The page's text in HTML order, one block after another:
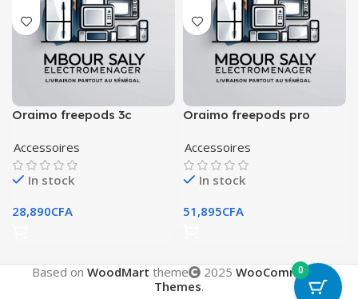
Oraimo freepods 3c
Accessoires
In stock
28,890CFA
Oraimo freepods pro
Accessoires
In stock
51,895CFA
Based on WoodMart theme 2025 WooCommerce
Themes.
0